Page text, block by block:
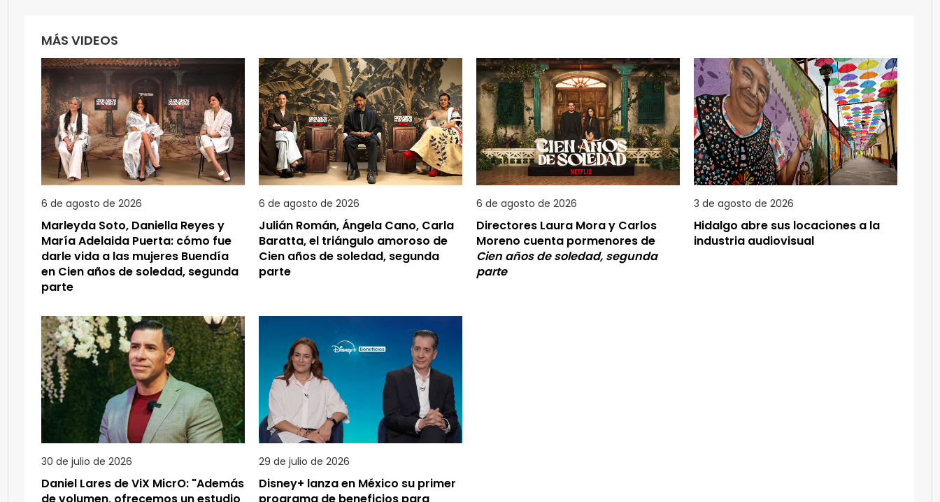
MÁS VIDEOS
6 de agosto de 2026
Marleyda Soto, Daniella Reyes y
María Adelaida Puerta: cómo fue
darle vida a las mujeres Buendía
en Cien años de soledad, segunda
parte
6 de agosto de 2026
Julián Román, Ángela Cano, Carla
Baratta, el triángulo amoroso de
Cien años de soledad, segunda
parte
6 de agosto de 2026
Directores Laura Mora y Carlos
Moreno cuenta pormenores de
Cien años de soledad, segunda
parte
3 de agosto de 2026
Hidalgo abre sus locaciones a la
industria audiovisual
30 de julio de 2026
Daniel Lares de ViX MicrO: "Además
29 de julio de 2026
Disney+ lanza en México su primer